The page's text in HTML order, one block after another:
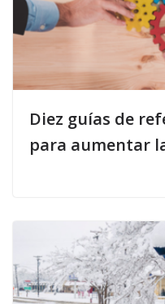
Diez guías de
para aumentar